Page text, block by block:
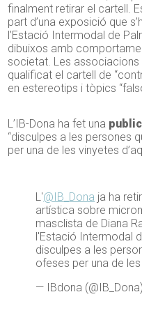
finalment retirar el cartell.
part d’una exposició que
l’Estació Intermodal de
dibuixos amb
societat. Les
qualificat el cartell de
en estereotips i tòpics
L’IB-Dona ha fet una
“disculpes a les persones
per una de les vinyetes
L'@IB_Dona ja ha
artística sobre
masclista de Diana
l'Estació Intermodal
disculpes a les
ofeses per una de
— IBdona (@IB_Dona)